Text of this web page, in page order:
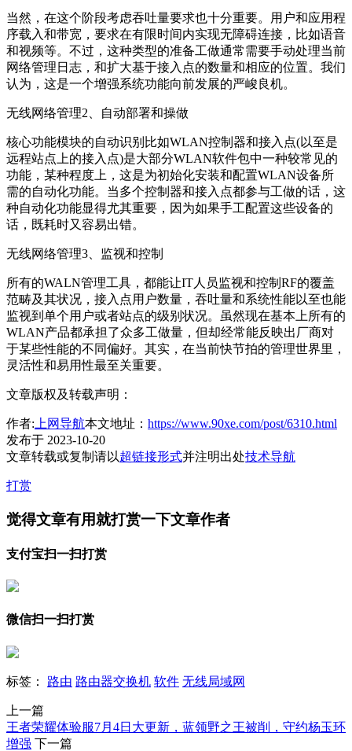
当然，在这个阶段考虑吞吐量要求也十分重要。用户和应用程
序载入和带宽，要求在有限时间内实现无障碍连接，比如语音
和视频等。不过，这种类型的准备工做通常需要手动处理当前
网络管理日志，和扩大基于接入点的数量和相应的位置。我们
认为，这是一个增强系统功能向前发展的严峻良机。
无线网络管理2、自动部署和操做
核心功能模块的自动识别比如WLAN控制器和接入点(以至是
远程站点上的接入点)是大部分WLAN软件包中一种较常见的
功能，某种程度上，这是为初始化安装和配置WLAN设备所
需的自动化功能。当多个控制器和接入点都参与工做的话，这
种自动化功能显得尤其重要，因为如果手工配置这些设备的
话，既耗时又容易出错。
无线网络管理3、监视和控制
所有的WALN管理工具，都能让IT人员监视和控制RF的覆盖
范畴及其状况，接入点用户数量，吞吐量和系统性能以至也能
监视到单个用户或者站点的级别状况。虽然现在基本上所有的
WLAN产品都承担了众多工做量，但却经常能反映出厂商对
于某些性能的不同偏好。其实，在当前快节拍的管理世界里，
灵活性和易用性最至关重要。
文章版权及转载声明：
作者: 上网导航本文地址： https://www.90xe.com/post/6310.html
发布于 2023-10-20
文章转载或复制请以超链接形式并注明出处技术导航
打赏
觉得文章有用就打赏一下文章作者
支付宝扫一扫打赏
微信扫一扫打赏
标签： 路由 路由器交换机 软件 无线局域网
上一篇
王者荣耀体验服7月4日大更新，蓝领野之王被削，守约杨玉环
增强 下一篇